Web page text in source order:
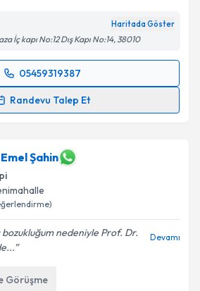
Haritada Göster
İç kapı No:12 Dış Kapı No:14, 38010
05459319387
Randevu Talep Et
Talebi
e-posta ile bilgilendireceğiz.
işlenmesine ilişkin
işlenmesini kabul ediyorum.
Şahin
bozukluğum nedeniyle Prof. Dr.
Devamı
Görüşme